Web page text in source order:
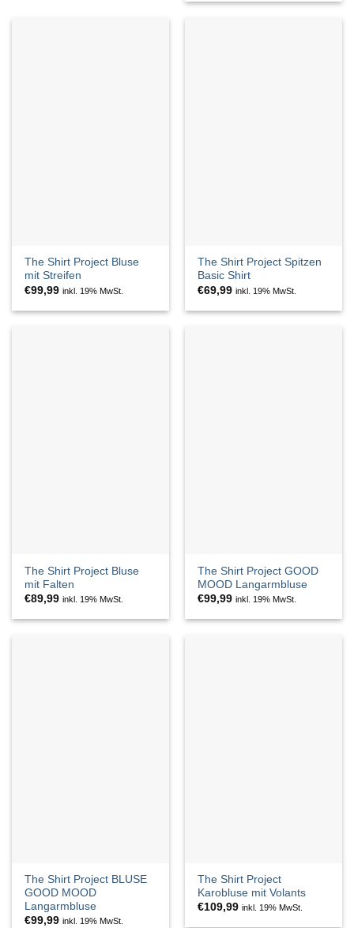
The Shirt Project Bluse
mit Streifen
€99,99 inkl. 19% MwSt.
The Shirt Project Spitzen
Basic Shirt
€69,99 inkl. 19% MwSt.
The Shirt Project Bluse
mit Falten
€89,99 inkl. 19% MwSt.
The Shirt Project GOOD
MOOD Langarmbluse
€99,99 inkl. 19% MwSt.
The Shirt Project BLUSE
GOOD MOOD
Langarmbluse
€99,99 inkl. 19% MwSt.
The Shirt Project
Karobluse mit Volants
€109,99 inkl. 19% MwSt.